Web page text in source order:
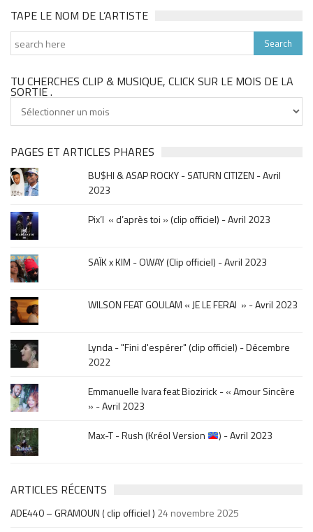
TAPE LE NOM DE L’ARTISTE
TU CHERCHES CLIP & MUSIQUE, CLICK SUR LE MOIS DE LA
SORTIE .
cherches
&
musique,
click
sur
le
mois
de
la
sortie
PAGES ET ARTICLES PHARES
BU$HI & ASAP ROCKY - SATURN CITIZEN - Avril
2023
Pix’l « d’après toi » (clip officiel) - Avril 2023
SAÏK x KIM - OWAY (Clip officiel) - Avril 2023
WILSON FEAT GOULAM « JE LE FERAI » - Avril 2023
Lynda - "Fini d'espérer" (clip officiel) - Décembre
2022
Emmanuelle Ivara feat Biozirick - « Amour Sincère
» - Avril 2023
Max-T - Rush (Kréol Version
) - Avril 2023
ARTICLES RÉCENTS
ADE440 – GRAMOUN ( clip officiel ) 24 novembre 2025